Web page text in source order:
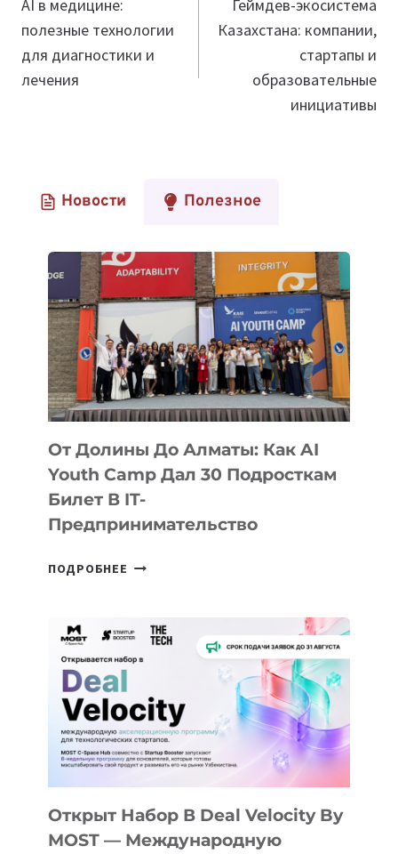
по
записям
AI в медицине:
полезные технологии
для диагностики и
лечения
Геймдев-экосистема
Казахстана: компании,
стартапы и
образовательные
инициативы
Новости Полезное
От Долины До Алматы: Как AI
Youth Camp Дал 30 Подросткам
Билет В IT-
Предпринимательство
ПОДРОБНЕЕ ОТ
АЛМАТЫ:
AI
YOUTH
CAMP
ДАЛ
30
ПОДРОСТКАМ
БИЛЕТ
В
Открыт Набор В Deal Velocity By
MOST — Международную